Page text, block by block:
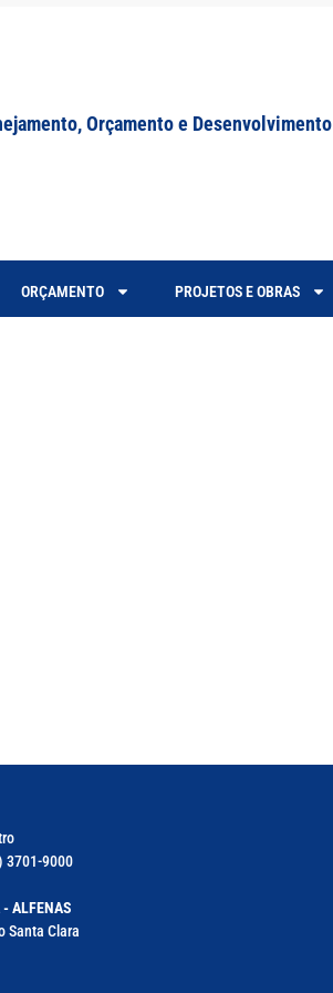
Orçamento e Desenvolvimento
ORÇAMENTO PROJETOS E OBRAS
3701-9000
- ALFENAS
Santa Clara